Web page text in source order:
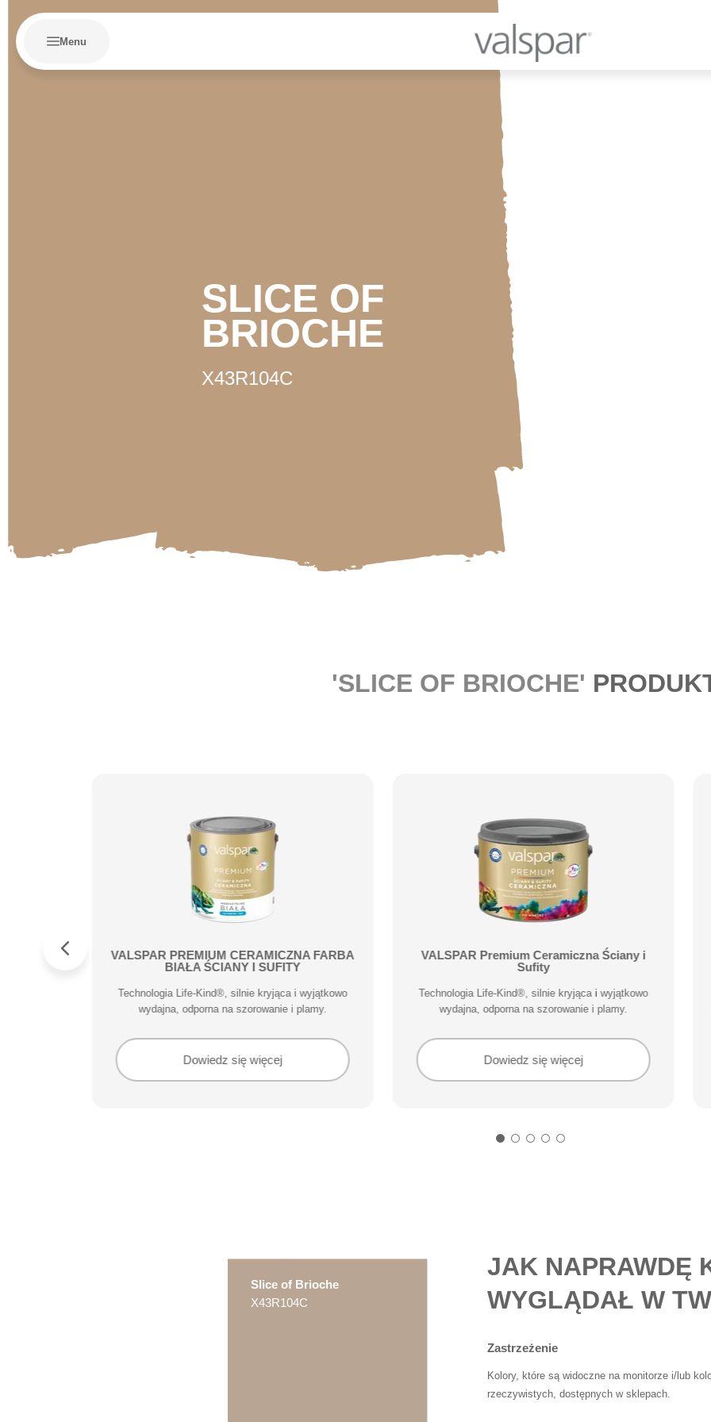
Menu
SLICE OF
BRIOCHE
X43R104C
'SLICE OF BRIOCHE'
VALSPAR PREMIUM CERAMICZNA FARBA
BIAŁA ŚCIANY I SUFITY
Technologia Life-Kind®, silnie kryjąca i wyjątkowo
wydajna, odporna na szorowanie i plamy.
Dowiedz się więcej
VALSPAR Premium Ceramiczna Ściany i
Sufity
Technologia Life-Kind®, silnie kryjąca i wyjątkowo
wydajna, odporna na szorowanie i plamy.
Dowiedz się więcej
Slice of Brioche
X43R104C
JAK NAPRAWDĘ
WYGLĄDAŁ W
Zastrzeżenie
Kolory, które są widoczne na monitorze i/lub
rzeczywistych, dostępnych w sklepach.